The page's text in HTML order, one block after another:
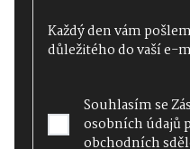
Každý den vám
důležitého do vaší e-
Souhlasím se
osobních údajů
obchodních